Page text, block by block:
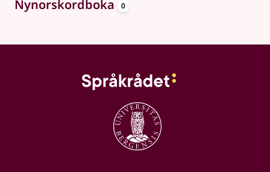
Ingen treff
Nynorskordboka 0